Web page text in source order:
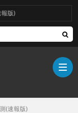
)
(速報版)